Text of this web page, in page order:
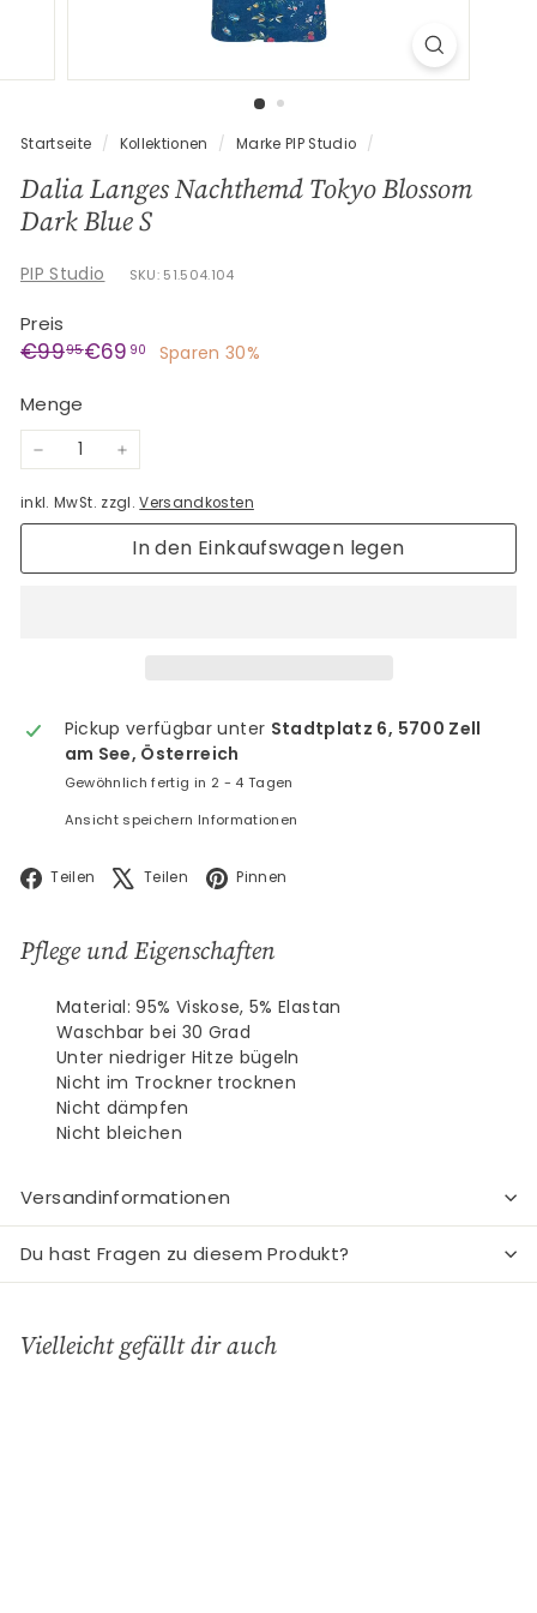
h
n
k
e
Startseite / Kollektionen / Marke PIP Studio /
Dalia Langes Nachthemd Tokyo Blossom
Dark Blue S
PIP Studio SKU: 51.504.104
Preis
Normaler
€9995€99,95
Sonderpreis
€69 90 €69,90
Sparen 30%
Menge
− +
inkl. MwSt. zzgl.Versandkosten
In den Einkaufswagen legen
Pickup verfügbar unter Stadtplatz 6, 5700 Zell
am See, Österreich
Gewöhnlich fertig in 2 - 4 Tagen
Ansicht speichern Informationen
Teilen Facebook
Teilen X Pinnen
Pflege und Eigenschaften
Material: 95% Viskose, 5% Elastan
Waschbar bei 30 Grad
Unter niedriger Hitze bügeln
Nicht im Trockner trocknen
Nicht dämpfen
Nicht bleichen
Versandinformationen
Du hast Fragen zu diesem Produkt?
Vielleicht gefällt dir auch